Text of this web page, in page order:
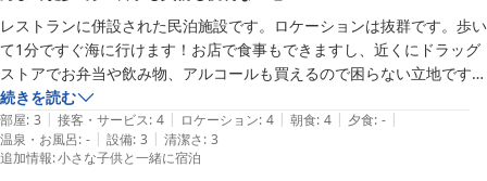
レストランに併設された民泊施設です。ロケーションは抜群です。歩い
て1分ですぐ海に行けます！お店で食事もできますし、近くにドラッグ
ストアでお弁当や飲み物、アルコールも買えるので困らない立地です。
お店の方も親切な対応で安心して宿泊することができました。
続きを読む
部屋: 3 | 接客・サービス: 4 | ロケーション: 4 | 朝食: 4 | 夕食: - |
温泉・お風呂: - | 設備: 3 | 清潔さ: 3
追加情報:小さな子供と一緒に宿泊